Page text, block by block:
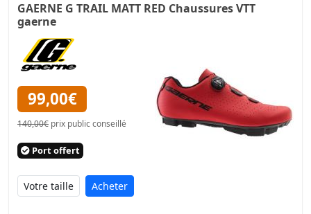
GAERNE G TRAIL MATT RED Chaussures VTT
gaerne
99,00€
140,00€ prix public conseillé
Port offert
Acheter